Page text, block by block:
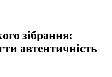
зібрання:
автентичність